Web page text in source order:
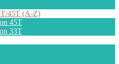
45T (A-Z)
45T
33T